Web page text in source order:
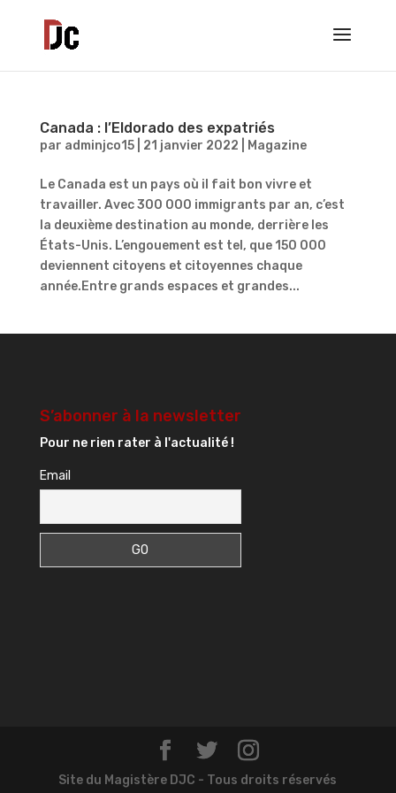
Canada : l’Eldorado des expatriés
par adminjco15| 21 janvier 2022 Magazine
Le Canada est un pays où il fait bon vivre et
travailler. Avec 300 000 immigrants par an, c’est
la deuxième destination au monde, derrière les
États-Unis. L’engouement est tel, que 150 000
deviennent citoyens et citoyennes chaque
année.Entre grands espaces et grandes...
S’abonner à la newsletter
Pour ne rien rater à l'actualité !
Email
Site du Magistère DJC - Tous droits réservés